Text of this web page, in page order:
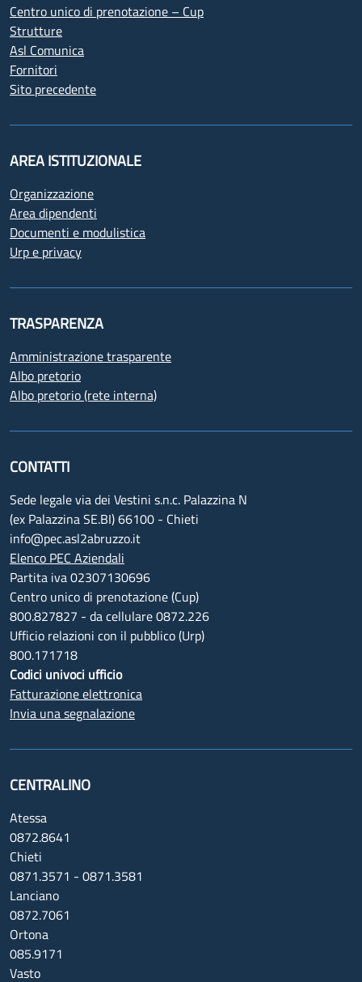
Centro unico di prenotazione – Cup
Strutture
Asl Comunica
Fornitori
Sito precedente
AREA ISTITUZIONALE
Organizzazione
Area dipendenti
Documenti e modulistica
Urp e privacy
TRASPARENZA
Amministrazione trasparente
Albo pretorio
Albo pretorio (rete interna)
CONTATTI
Sede legale via dei Vestini s.n.c. Palazzina N
(ex Palazzina SE.BI) 66100 - Chieti
info@pec.asl2abruzzo.it
Elenco PEC Aziendali
Partita iva 02307130696
Centro unico di prenotazione (Cup)
800.827827 - da cellulare 0872.226
Ufficio relazioni con il pubblico (Urp)
800.171718
Codici univoci ufficio
Fatturazione elettronica
Invia una segnalazione
CENTRALINO
Atessa
0872.8641
Chieti
0871.3571 - 0871.3581
Lanciano
0872.7061
Ortona
085.9171
Vasto